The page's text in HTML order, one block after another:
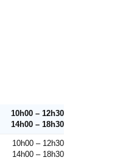
10h00 – 12h30
14h00 – 18h30
10h00 – 12h30
14h00 – 18h30